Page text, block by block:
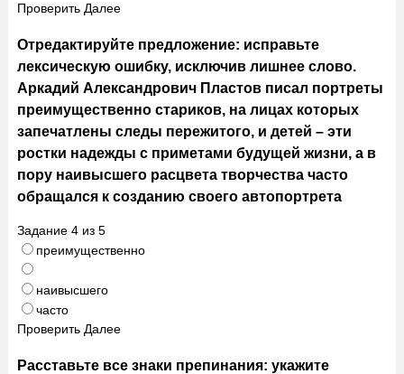
Проверить Далее
Отредактируйте предложение: исправьте
лексическую ошибку, исключив лишнее слово.
Аркадий Александрович Пластов писал портреты
преимущественно стариков, на лицах которых
запечатлены следы пережитого, и детей – эти
ростки надежды с приметами будущей жизни, а в
пору наивысшего расцвета творчества часто
обращался к созданию своего автопортрета
Задание 4из 5
преимущественно
наивысшего
часто
Проверить Далее
Расставьте все знаки препинания: укажите